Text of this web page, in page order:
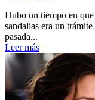
Hubo un tiempo en
sandalias era un
pasada...
Leer más